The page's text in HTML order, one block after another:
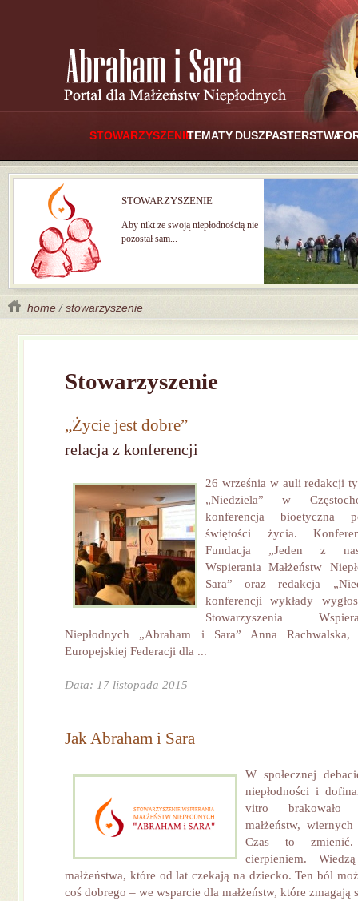
STOWARZYSZENIETEMATY DUSZPASTERSTWA
STOWARZYSZENIE
Aby nikt ze swoją niepłodnością nie
pozostał sam...
home /stowarzyszenie
Stowarzyszenie
„Życie jest dobre”
relacja z konferencji
26 września w auli redakcji
„Niedziela” w
konferencja bioetyczna
świętości życia.
Fundacja „Jeden z
Wspierania Małżeństw
Sara” oraz redakcja
konferencji wykłady
Stowarzyszenia
Niepłodnych „Abraham i Sara” Anna Rachwalska,
Europejskiej Federacji dla ...
Data: 17 listopada 2015
Jak Abraham i Sara
W społecznej
niepłodności i
vitro brakowało
małżeństw,
Czas to zmienić.
cierpieniem.
małżeństwa, które od lat czekają na dziecko. Ten ból
coś dobrego – we wsparcie dla małżeństw, które zmagają